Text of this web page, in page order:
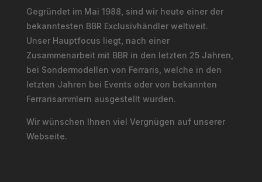
Gegründet im Mai 1988, sind wir heute einer der
bekanntesten BBR Exclusivhändler weltweit.
Unser Hauptfocus liegt, nach einer
Zusammenarbeit mit BBR in den letzten 25 Jahren,
bei Sondermodellen von Ferraris, welche in den
letzten Jahren bei Events oder von bekannten
Ferrarisammlern ausgestellt wurden.
Wir wünschen Ihnen viel Vergnügen auf unserer
Webseite.